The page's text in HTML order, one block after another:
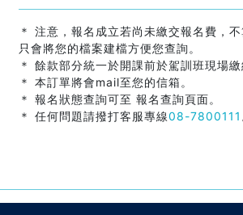
＊ 注意，報名成立若尚未繳交報名費，
只會將您的檔案建檔方便您查詢。
＊ 餘款部分統一於開課前於駕訓班現場繳
＊ 本訂單將會mail至您的信箱。
＊ 報名狀態查詢可至 報名查詢頁面。
＊ 任何問題請撥打客服專線08-7800111